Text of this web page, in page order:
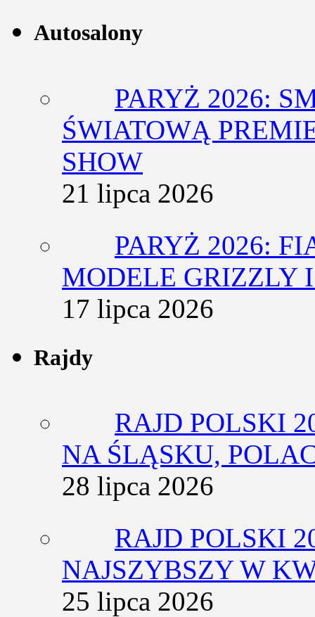
Autosalony
PARYŻ 2026:
ŚWIATOWĄ
SHOW
21 lipca 2026
PARYŻ 2026:
MODELE GRIZZLY
17 lipca 2026
Rajdy
RAJD POLSKI
NA ŚLĄSKU,
28 lipca 2026
RAJD POLSKI
NAJSZYBSZY W
25 lipca 2026